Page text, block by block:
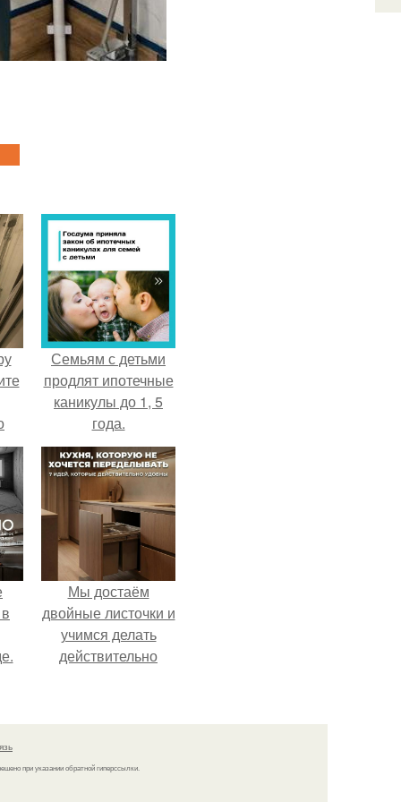
Семьям с детьми
продлят ипотечные
каникулы до 1, 5
года.
Мы достаём
двойные листочки и
учимся делать
действительно
при указании обратной гиперссылки.